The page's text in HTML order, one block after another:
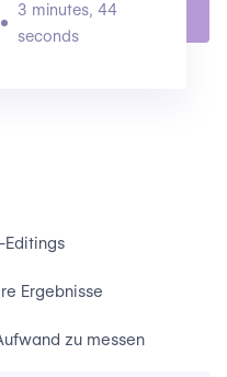
3 minutes, 44
seconds
Editings
Ergebnisse
zu messen